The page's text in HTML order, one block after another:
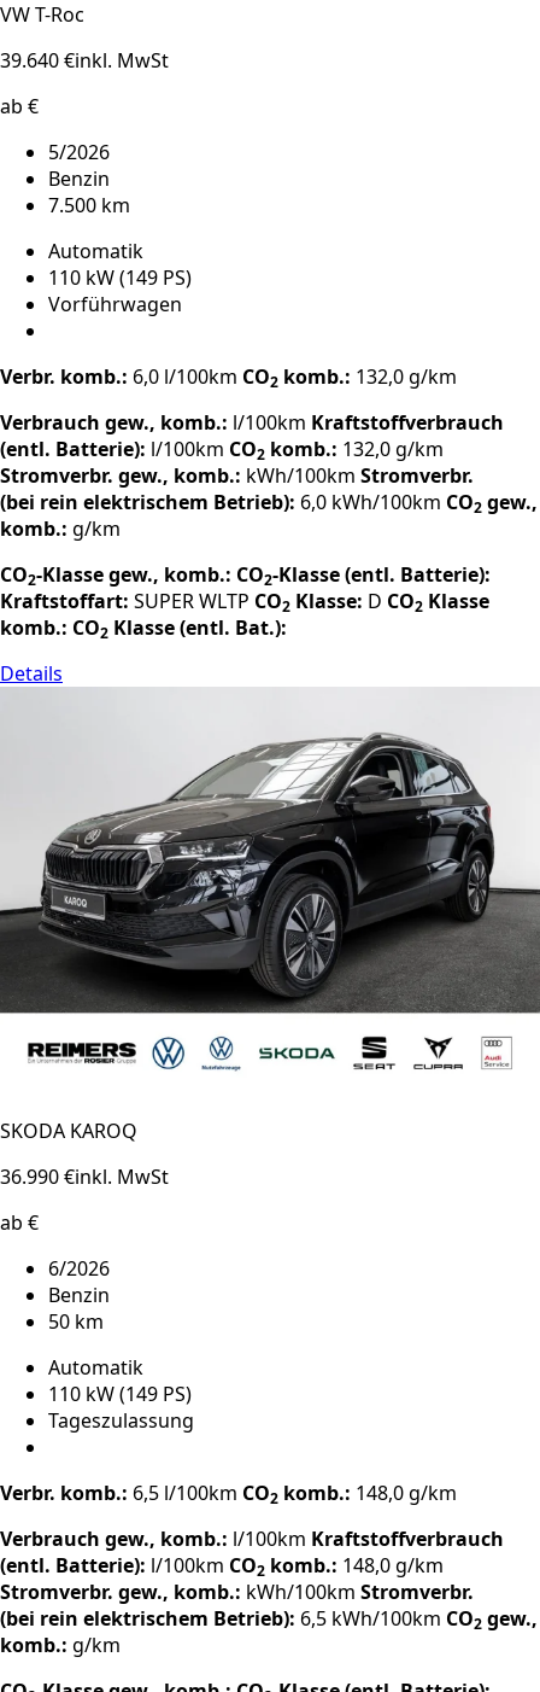
VW T-Roc
39.640 €inkl. MwSt
ab €
5/2026
Benzin
7.500 km
Automatik
110 kW (149 PS)
Vorführwagen
Verbr. komb.: 6,0 l/100km CO2 komb.: 132,0 g/km
Verbrauch gew., komb.: l/100km Kraftstoffverbrauch
(entl. Batterie): l/100km CO2 komb.: 132,0 g/km
Stromverbr. gew., komb.: kWh/100km Stromverbr.
(bei rein elektrischem Betrieb): 6,0 kWh/100km CO2 gew.,
komb.: g/km
CO2-Klasse gew., komb.: CO2-Klasse (entl. Batterie):
Kraftstoffart: SUPERWLTP CO2 Klasse: D CO2 Klasse
komb.: CO2 Klasse (entl. Bat.):
Details
SKODA KAROQ
36.990 €inkl. MwSt
ab €
6/2026
Benzin
50 km
Automatik
110 kW (149 PS)
Tageszulassung
Verbr. komb.: 6,5 l/100km CO2 komb.: 148,0 g/km
Verbrauch gew., komb.: l/100km Kraftstoffverbrauch
(entl. Batterie): l/100km CO2 komb.: 148,0 g/km
Stromverbr. gew., komb.: kWh/100km Stromverbr.
(bei rein elektrischem Betrieb): 6,5 kWh/100km CO2 gew.,
komb.: g/km